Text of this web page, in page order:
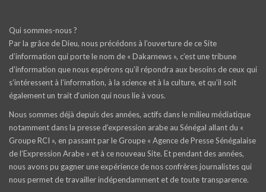
Qui sommes-nous ?
Par la grâce de Dieu, nous précédons à l’ouverture de ce Site
d’information qui porte le nom de « Dakarnews », c’est une tribune
d’information que nous espérons qu’il répondra aux besoins de ceux qui
s’intéressent à l’information, à la science et à la culture, et qu’il soit
également un trait d‘union qui nous lie à vous.
Nous sommes déjà depuis des années, actifs dans le milieu médiatique
notamment dans la presse d’expression arabe au Sénégal allant du «
Groupe RCI », en passant par le Groupe « Agence de Presse Sénégalaise
de l’Expression Arabe » et à ce nouveau Site. Et pendant des années,
nous avons pu gagner une expérience de nos confrères journalistes qui
nous permet de travailler indépendamment et de toute transparence.